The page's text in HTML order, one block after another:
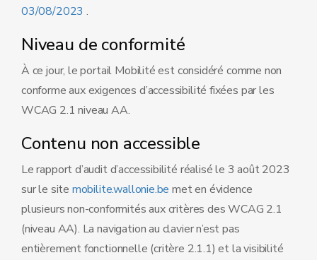
03/08/2023.
Niveau de conformité
À ce jour, le portail Mobilité est considéré comme non
conforme aux exigences d’accessibilité fixées par les
WCAG 2.1 niveau AA.
Contenu non accessible
Le rapport d’audit d’accessibilité réalisé le 3 août 2023
sur le site mobilite.wallonie.be met en évidence
plusieurs non-conformités aux critères des WCAG 2.1
(niveau AA). La navigation au clavier n’est pas
entièrement fonctionnelle (critère 2.1.1) et la visibilité